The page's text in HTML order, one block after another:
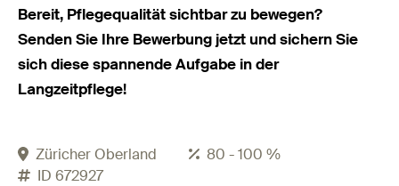
Bereit, Pflegequalität sichtbar zu bewegen?
Senden Sie Ihre Bewerbung jetzt und sichern Sie
sich diese spannende Aufgabe in der
Langzeitpflege!
Züricher Oberland
80 - 100 %
ID 672927